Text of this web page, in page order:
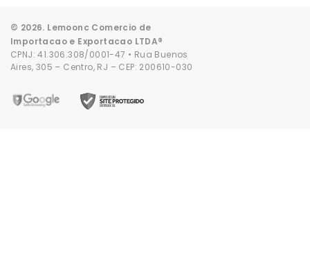
© 2026. Lemoonc Comercio de
Importacao e Exportacao LTDA®
CPNJ: 41.306.308/0001-47 • Rua Buenos
Aires, 305 – Centro, RJ – CEP: 200610-030